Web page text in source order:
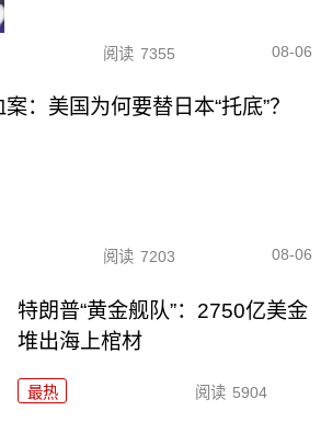
阅读 7355 08-06
：美国为何要替日本“托底”？
阅读 7203 08-06
特朗普“黄金舰队”：2750亿美金
堆出海上棺材
最热 阅读 5904